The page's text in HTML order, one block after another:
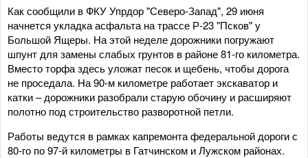
Как сообщили в ФКУ Упрдор "Северо-Запад", 29 июня
начнется укладка асфальта на трассе Р-23 "Псков" у
Большой Ящеры. На этой неделе дорожники погружают
шпунт для замены слабых грунтов в районе 81-го километра.
Вместо торфа здесь уложат песок и щебень, чтобы дорога
не проседала. На 90-м километре работает экскаватор и
катки – дорожники разобрали старую обочину и расширяют
полотно под строительство разворотной петли.
Работы ведутся в рамках капремонта федеральной дороги с
80-го по 97-й километры в Гатчинском и Лужском районах.